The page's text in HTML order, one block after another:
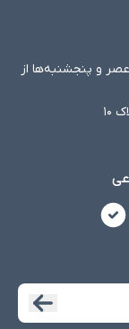
شنبه تا چهارشنبه از ساعت ۸:۳۰ صبح تا ۱۷ عصر و پنجشنبه‌ها از